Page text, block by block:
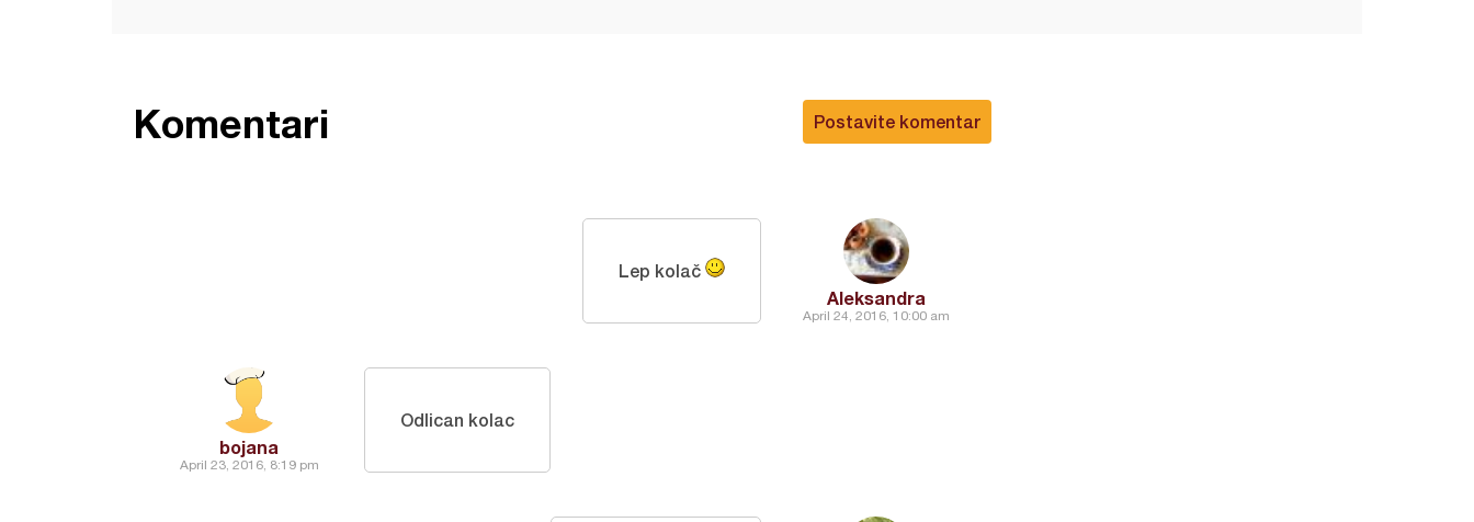
Postavite komentar
Komentari
Aleksandra
April 24, 2016, 10:00 am
Lep kolač
bojana
April 23, 2016, 8:19 pm
Odlican kolac